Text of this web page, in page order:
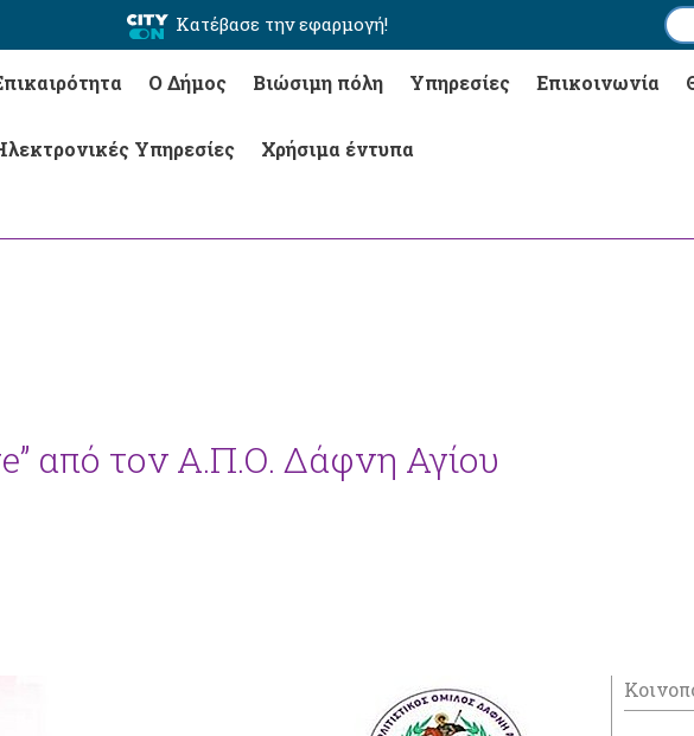
Κατέβασε την εφαρμογή!
Ο Δήμος Βιώσιμη πόλη Υπηρεσίες Επικοινωνία
Υπηρεσίες Χρήσιμα έντυπα
από τον Α.Π.Ο. Δάφνη Αγίου